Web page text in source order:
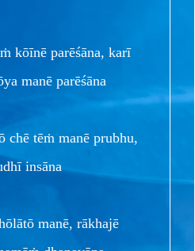
kōīnē parēśāna, karī
manē parēśāna
chē tēṁ manē prubhu,
insāna
manē, rākhajē